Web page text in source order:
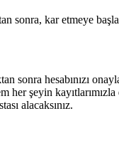
sonra, kar etmeye
sonra hesabınızı
her şeyin
alacaksınız.